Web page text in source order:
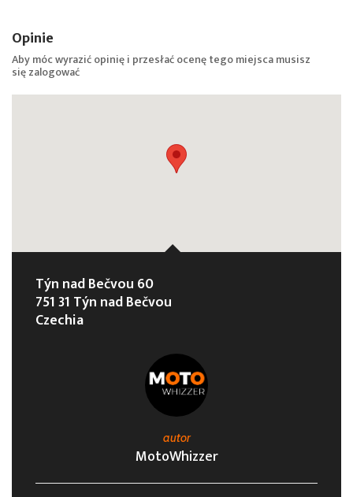
Opinie
Aby móc wyrazić opinię i przesłać ocenę tego miejsca musisz
sięzalogować
Týn nad Bečvou 60
751 31 Týn nad Bečvou
Czechia
autor
MotoWhizzer